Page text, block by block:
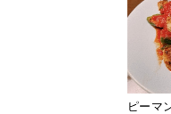
ピーマ